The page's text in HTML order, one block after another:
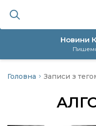
Новини
політика
Головна Записи з